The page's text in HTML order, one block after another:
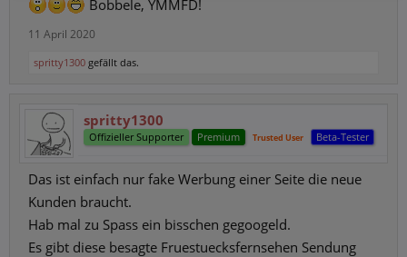
Bobbele, YMMFD!
11 April 2020
spritty1300 gefällt das.
spritty1300
Offizieller Supporter Premium Trusted User Beta-Tester
Das ist einfach nur fake Werbung einer Seite die neue
Kunden braucht.
Hab mal zu Spass ein bisschen gegoogeld.
Es gibt diese besagte Fruestuecksfernsehen Sendung